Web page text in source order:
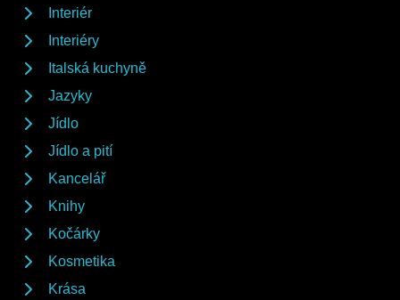
Interiér
Interiéry
Italská kuchyně
Jazyky
Jídlo
Jídlo a pití
Kancelář
Knihy
Kočárky
Kosmetika
Krása